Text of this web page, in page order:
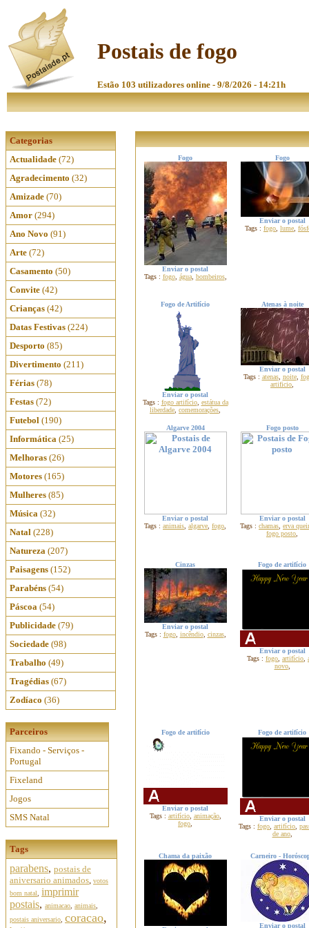
Postais de fogo
Estão 103 utilizadores online - 9/8/2026 - 14:21h
Categorias
Actualidade (72)
Agradecimento (32)
Amizade (70)
Amor (294)
Ano Novo (91)
Arte (72)
Casamento (50)
Convite (42)
Crianças (42)
Datas Festivas (224)
Desporto (85)
Divertimento (211)
Férias (78)
Festas (72)
Futebol (190)
Informática (25)
Melhoras (26)
Motores (165)
Mulheres (85)
Música (32)
Natal (228)
Natureza (207)
Paisagens (152)
Parabéns (54)
Páscoa (54)
Publicidade (79)
Sociedade (98)
Trabalho (49)
Tragédias (67)
Zodíaco (36)
Parceiros
Fixando - Serviços -
Portugal
Fixeland
Jogos
SMS Natal
Tags
parabens, postais de
aniversario animados, votos
bom natal
imprimir
postais, animacao animais
postais aniversario coracao,
Fogo
Enviar o postal
Tags : fogo, água, bombeiros,
Fogo
Enviar o postal
Tags : fogo lume
Fogo de Artifício
Enviar o postal
Tags : fogo artifício, estátua da
liberdade comemorações
Atenas à noite
Enviar o postal
Tags : atenas, noite,
artificio
Algarve 2004
Enviar o postal
Tags : animais algarve fogo
Fogo posto
Enviar o postal
Tags : chamas erva
fogo posto
Cinzas
Enviar o postal
Tags : fogo, incêndio, cinzas,
Fogo de artifício
Enviar o postal
Tags : fogo artifício
novo,
Fogo de artifício
Enviar o postal
Tags : artifício, animação,
fogo
Fogo de artifício
Enviar o postal
Tags : fogo artifício
de ano,
Chama da paixão Carneiro -
Enviar o postal